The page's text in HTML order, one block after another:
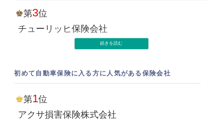
第3位
チューリッヒ保険会社
ソニー損害保険株式会社
位
初めて自動車保険に入る方に人気がある保険会社
第1位
アクサ損害保険株式会社